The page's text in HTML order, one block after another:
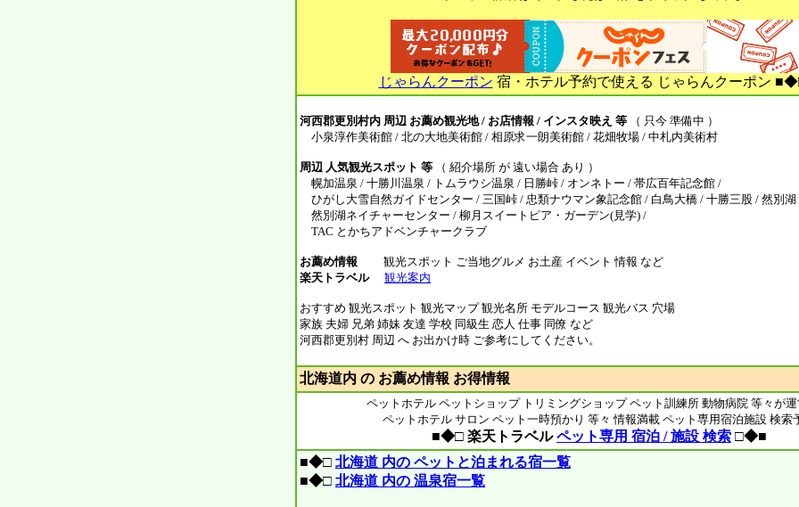
じゃらんクーポン 宿・ホテル予約で使える じゃらんクーポン
河西郡更別村内 周辺 お薦め観光地 / お店情報 / インスタ映え 等 （ 只今 準備中 ）
小泉淳作美術館 / 北の大地美術館 / 相原求一朗美術館 / 花畑牧場 / 中札内美術村
周辺 人気観光スポット 等 （ 紹介場所 が 遠い場合 あり ）
幌加温泉 / 十勝川温泉 / トムラウシ温泉 / 日勝峠 / オンネトー / 帯広百年記念館 /
ひがし大雪自然ガイドセンター / 三国峠 / 忠類ナウマン象記念館 / 白鳥大橋 / 十勝三股 / 然別湖
然別湖ネイチャーセンター / 柳月スイートピア・ガーデン(見学) /
TAC とかちアドベンチャークラブ
お薦め情報
観光スポット ご当地グルメ お土産 イベント 情報 など
楽天トラベル
観光案内
おすすめ 観光スポット 観光マップ 観光名所 モデルコース 観光バス 穴場
家族 夫婦 兄弟 姉妹 友達 学校 同級生 恋人 仕事 同僚 など
河西郡更別村 周辺 へ お出かけ時 ご参考にしてください。
北海道内 の お薦め情報 お得情報
ペットホテル ペットショップ トリミングショップ ペット訓練所 動物病院 等々が
ペットホテル サロン ペット一時預かり 等々 情報満載 ペット専用宿泊施設 検索
■◆□ 楽天トラベルペット専用 宿泊 / 施設 検索 □◆■
■◆□ 北海道 内の ペットと泊まれる宿一覧
■◆□ 北海道 内の 温泉宿一覧